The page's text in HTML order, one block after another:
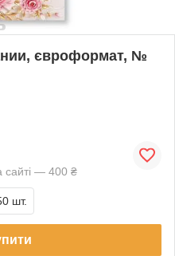
євроформат, №
сайті — 400 ₴
шт.